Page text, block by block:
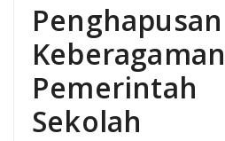
Sekolah